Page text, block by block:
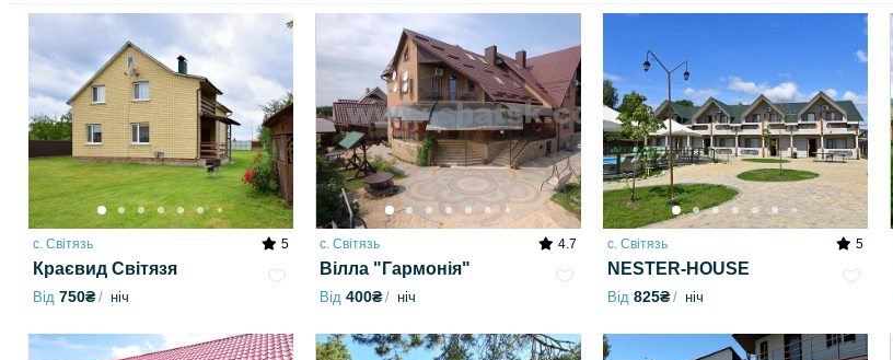
с. Світязь 5
Краєвид Світязя
Від 750₴ ніч
с. Світязь 4.7
Вілла "Гармонія"
Від 400₴ ніч
с. Світязь 5
NESTER-HOUSE
Від 825₴ ніч